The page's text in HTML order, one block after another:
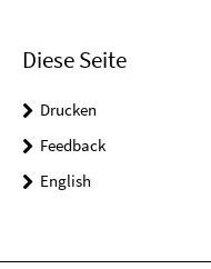
Diese Seite
Drucken
Feedback
English